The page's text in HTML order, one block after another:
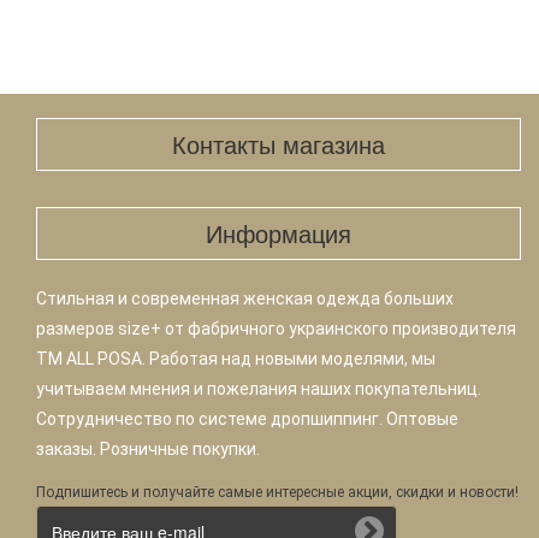
Контакты магазина
Информация
Стильная и современная женская одежда больших
размеров size+ от фабричного украинского производителя
TM ALL POSA. Работая над новыми моделями, мы
учитываем мнения и пожелания наших покупательниц.
Сотрудничество по системе дропшиппинг. Оптовые
заказы. Розничные покупки.
Подпишитесь и получайте самые интересные акции, скидки и новости!